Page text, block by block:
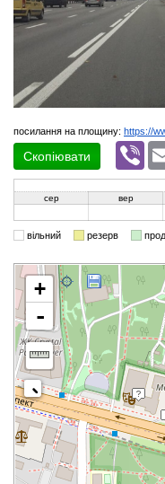
посилання на площину: https://
Скопіювати
сер
вер
вільний резерв
+
-